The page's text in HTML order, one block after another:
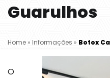
Guarulhos
Home » Informações » Botox
O